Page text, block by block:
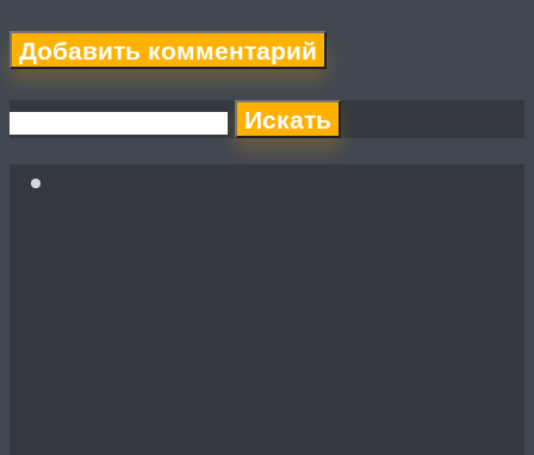
Искать